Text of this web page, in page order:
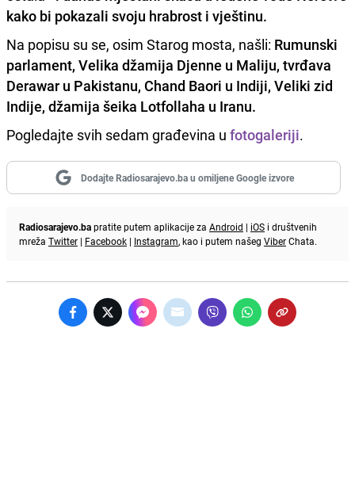
kako bi pokazali svoju hrabrost i vještinu.
Na popisu su se, osim Starog mosta, našli: Rumunski
parlament, Velika džamija Djenne u Maliju, tvrđava
Derawar u Pakistanu, Chand Baori u Indiji, Veliki zid
Indije, džamija šeika Lotfollaha u Iranu.
Pogledajte svih sedam građevina u fotogaleriji.
Dodajte Radiosarajevo.ba u omiljene Google izvore
Radiosarajevo.bapratite putem aplikacije za Android | iOS i društvenih
mreža Twitter | Facebook | Instagram, kao i putem našeg ViberChata.